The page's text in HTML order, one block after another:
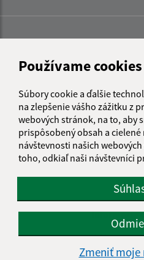
Používame cookies
Súbory cookie a ďalšie
na zlepšenie vášho zážitku z
webových stránok, na to, aby
prispôsobený obsah a cielené
návštevnosti našich
toho, odkiaľ naši návštevníci
Zmeniť moje
Informácie
Vyhlásenie o